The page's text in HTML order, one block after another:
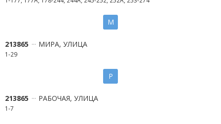
М
213865 МИРА, УЛИЦА
1-29
Р
213865 РАБОЧАЯ, УЛИЦА
1-7